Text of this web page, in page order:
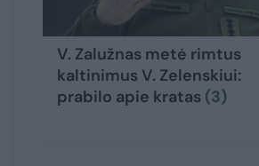
V. Zalužnas metė rimtus
kaltinimus V. Zelenskiui:
prabilo apie kratas (3)